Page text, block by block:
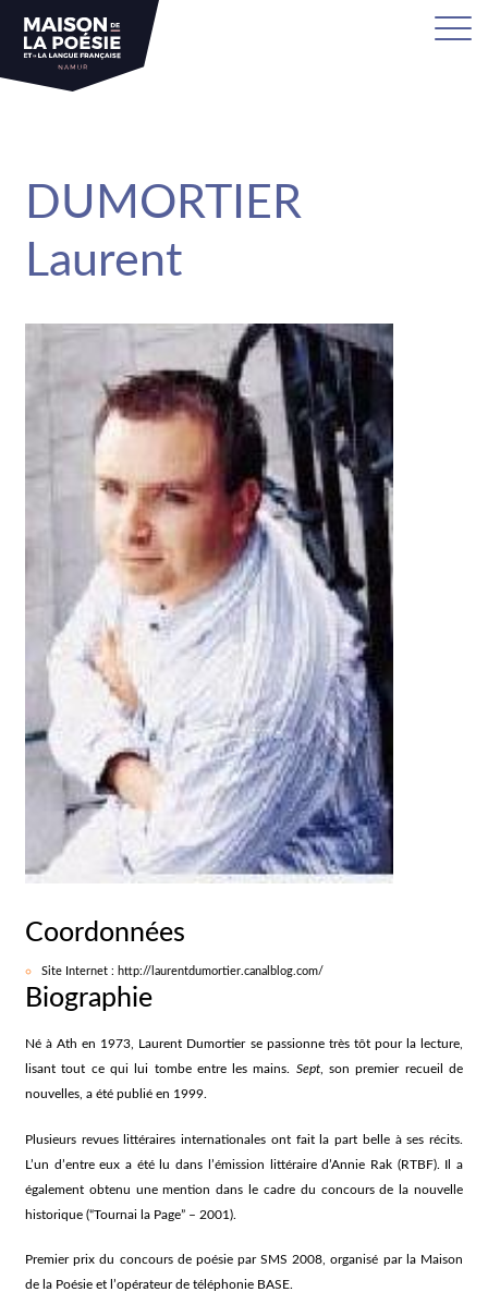
DUMORTIER
Laurent
Coordonnées
Site Internet : http://laurentdumortier.canalblog.com/
Biographie
Né à Ath en 1973, Laurent Dumortier se passionne très tôt pour la lecture,
lisant tout ce qui lui tombe entre les mains. Sept, son premier recueil de
nouvelles, a été publié en 1999.
Plusieurs revues littéraires internationales ont fait la part belle à ses récits.
L’un d’entre eux a été lu dans l’émission littéraire d’Annie Rak (RTBF). Il a
également obtenu une mention dans le cadre du concours de la nouvelle
historique (“Tournai la Page” – 2001).
Premier prix du concours de poésie par SMS 2008, organisé par la Maison
de la Poésie et l’opérateur de téléphonie BASE.